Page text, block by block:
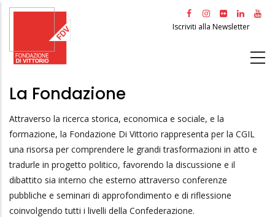
Salta
principale
Iscriviti alla Newsletter
La Fondazione
Attraverso la ricerca storica, economica e sociale, e la
formazione, la Fondazione Di Vittorio rappresenta per la CGIL
una risorsa per comprendere le grandi trasformazioni in atto e
tradurle in progetto politico, favorendo la discussione e il
dibattito sia interno che esterno attraverso conferenze
pubbliche e seminari di approfondimento e di riflessione
coinvolgendo tutti i livelli della Confederazione.